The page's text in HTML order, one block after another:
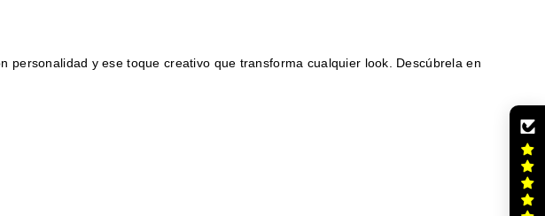
y ese toque creativo que transforma cualquier look. Descúbrela en